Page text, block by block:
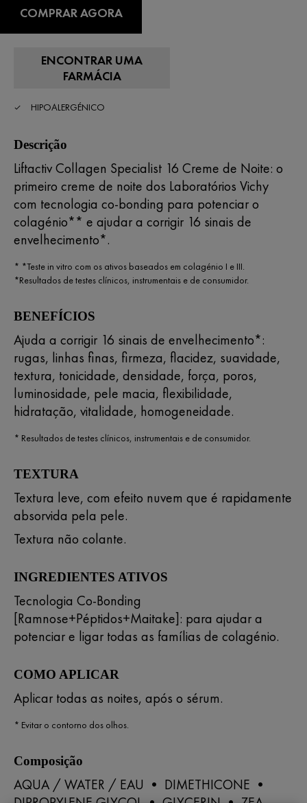
COMPRAR AGORA
ENCONTRAR UMA
FARMÁCIA
HIPOALERGÉNICO
Descrição
Liftactiv Collagen Specialist 16 Creme de Noite: o
primeiro creme de noite dos Laboratórios Vichy
com tecnologia co-bonding para potenciar o
colagénio** e ajudar a corrigir 16 sinais de
envelhecimento*.
* *Teste in vitro com os ativos baseados em colagénio I e III.
*Resultados de testes clínicos, instrumentais e de consumidor.
BENEFÍCIOS
Ajuda a corrigir 16 sinais de envelhecimento*:
rugas, linhas finas, firmeza, flacidez, suavidade,
textura, tonicidade, densidade, força, poros,
luminosidade, pele macia, flexibilidade,
hidratação, vitalidade, homogeneidade.
* Resultados de testes clínicos, instrumentais e de consumidor.
TEXTURA
Textura leve, com efeito nuvem que é rapidamente
absorvida pela pele.
Textura não colante.
INGREDIENTES ATIVOS
Tecnologia Co-Bonding
[Ramnose+Péptidos+Maitake]: para ajudar a
potenciar e ligar todas as famílias de colagénio.
COMO APLICAR
Aplicar todas as noites, após o sérum.
* Evitar o contorno dos olhos.
Composição
AQUA / WATER / EAU • DIMETHICONE •